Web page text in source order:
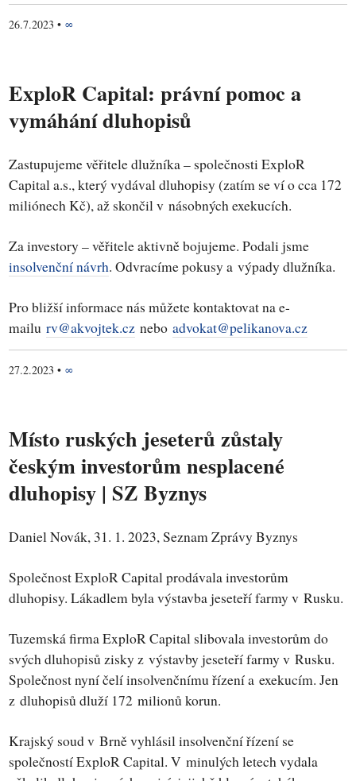
26.7.2023 • ∞
ExploR Capital: právní pomoc a
vymáhání dluhopisů
Zastupujeme věřitele dlužníka – společnosti ExploR
Capital a.s., který vydával dluhopisy (zatím se ví o cca 172
miliónech Kč), až skončil v násobných exekucích.
Za investory ­– věřitele aktivně bojujeme. Podali jsme
insolvenční návrh. Odvracíme pokusy a výpady dlužníka.
Pro bližší informace nás můžete kontaktovat na e-
mailurv@akvojtek.cz neboadvokat@pelikanova.cz
27.2.2023 • ∞
Místo ruských jeseterů zůstaly
českým investorům nesplacené
dluhopisy | SZ Byznys
Daniel Novák, 31. 1. 2023, Seznam Zprávy Byznys
Společnost ExploR Capital prodávala investorům
dluhopisy. Lákadlem byla výstavba jeseteří farmy v Rusku.
Tuzemská firma ExploR Capital slibovala investorům do
svých dluhopisů zisky z výstavby jeseteří farmy v Rusku.
Společnost nyní čelí insolvenčnímu řízení a exekucím. Jen
z dluhopisů dluží 172 milionů korun.
Krajský soud v Brně vyhlásil insolvenční řízení se
společností ExploR Capital. V minulých letech vydala